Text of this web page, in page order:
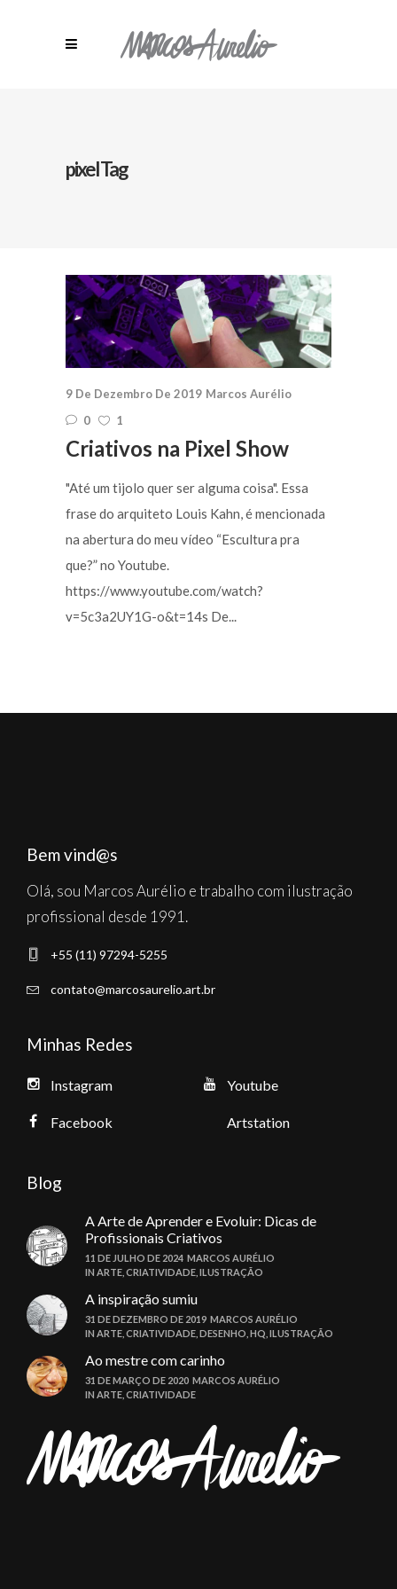
pixel Tag
9 De Dezembro De 2019 Marcos Aurélio
0
1
Criativos na Pixel Show
"Até um tijolo quer ser alguma coisa". Essa
frase do arquiteto Louis Kahn, é mencionada
na abertura do meu vídeo “Escultura pra
que?” no Youtube.
https://www.youtube.com/watch?
v=5c3a2UY1G-o&t=14s De...
Bem vind@s
Olá, sou Marcos Aurélio e trabalho com ilustração
profissional desde 1991.
+55 (11) 97294-5255
contato@marcosaurelio.art.br
Minhas Redes
Instagram
Facebook
Youtube
Artstation
Blog
A Arte de Aprender e Evoluir: Dicas de
Profissionais Criativos
11 DE JULHO DE 2024 MARCOS AURÉLIO
IN ARTE CRIATIVIDADE ILUSTRAÇÃO
A inspiração sumiu
31 DE DEZEMBRO DE 2019 MARCOS AURÉLIO
IN ARTE CRIATIVIDADE DESENHO HQ ILUSTRAÇÃO
Ao mestre com carinho
31 DE MARÇO DE 2020 MARCOS AURÉLIO
IN ARTE CRIATIVIDADE